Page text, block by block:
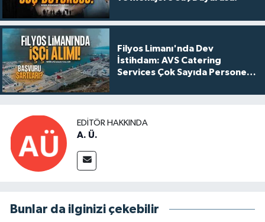
Filyos Limanı'nda Dev
İstihdam: AVS Catering
Services Çok Sayıda Personel
EDITÖR HAKKINDA
A. Ü.
Bunlar da ilginizi çekebilir